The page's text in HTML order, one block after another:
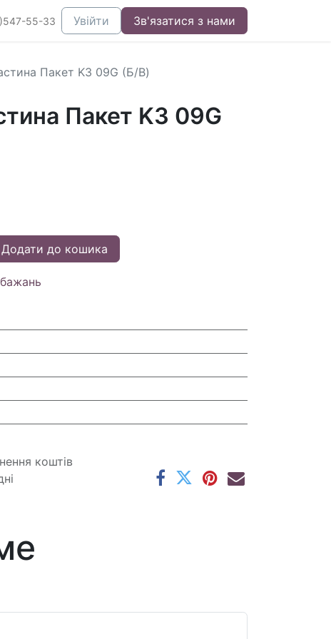
55-33 Увійти Зв'язатися з нами
Пакет K3 09G (Б/В)
Пакет K3 09G
Додати до кошика
коштів